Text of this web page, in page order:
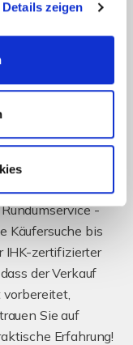
Details zeigensteigt
auf die
Sie möchten
Sie nicht, uns zu
-
Käufersuche bis
IHK-zertifizierter
der Verkauf
vorbereitet,
Sie auf
Erfahrung!